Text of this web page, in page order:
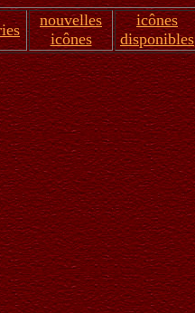
nouvelles
icônes
icônes
disponibles